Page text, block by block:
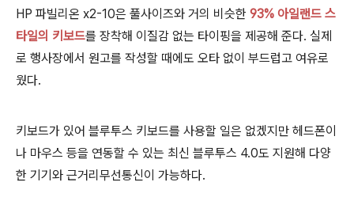
HP 파빌리온 x2-10은 풀사이즈와 거의 비슷한 93% 아일랜드 스
타일의 키보드를 장착해 이질감 없는 타이핑을 제공해 준다. 실제
로 행사장에서 원고를 작성할 때에도 오타 없이 부드럽고 여유로
웠다.
키보드가 있어 블루투스 키보드를 사용할 일은 없겠지만 헤드폰이
나 마우스 등을 연동할 수 있는 최신 블루투스 4.0도 지원해 다양
한 기기와 근거리무선통신이 가능하다.